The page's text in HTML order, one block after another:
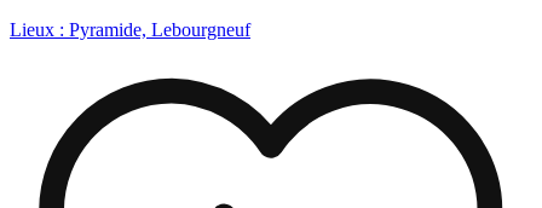
Lieux : Pyramide, Lebourgneuf